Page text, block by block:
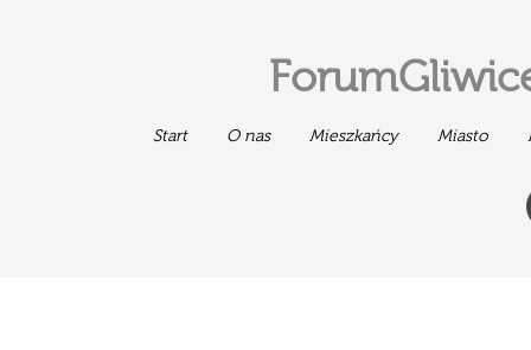
Start O nas Mieszkańcy Miasto